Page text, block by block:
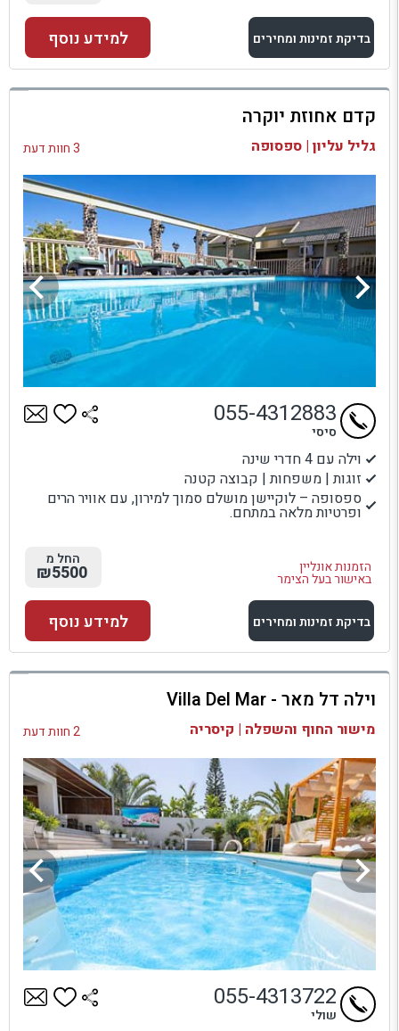
בדיקת זמינות ומחירים
למתחם זה
בדיקת זמינות ומחירים
למידע נוסף
קדם אחוזת יוקרה
גליל עליון | ספסופה 3 חוות דעת
וילה עם 4 חדרי שינה
זוגות | משפחות | קבוצה קטנה
ספסופה – לוקיישן מושלם סמוך למירון, עם אוויר הרים
ופרטיות מלאה במתחם.
הזמנות אונליין
באישור בעל הצימר
055-4312883
סיסי
החל מ
₪5500
בדיקת זמינות ומחירים
למתחם זה
בדיקת זמינות ומחירים
למידע נוסף
וילה דל מאר - Villa Del Mar
מישור החוף והשפלה | קיסריה 2 חוות דעת
055-4313722
שולי